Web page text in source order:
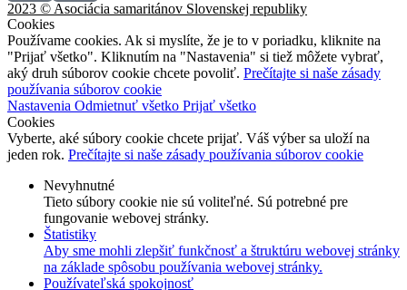
2023 © Asociácia samaritánov Slovenskej republiky
Cookies
Používame cookies. Ak si myslíte, že je to v poriadku, kliknite na
"Prijať všetko". Kliknutím na "Nastavenia" si tiež môžete vybrať,
aký druh súborov cookie chcete povoliť. Prečítajte si naše zásady
používania súborov cookie
Nastavenia Odmietnuť všetko Prijať všetko
Cookies
Vyberte, aké súbory cookie chcete prijať. Váš výber sa uloží na
jeden rok. Prečítajte si naše zásady používania súborov cookie
Nevyhnutné
Tieto súbory cookie nie sú voliteľné. Sú potrebné pre
fungovanie webovej stránky.
Štatistiky
Aby sme mohli zlepšiť funkčnosť a štruktúru webovej stránky
na základe spôsobu používania webovej stránky.
Používateľská spokojnosť